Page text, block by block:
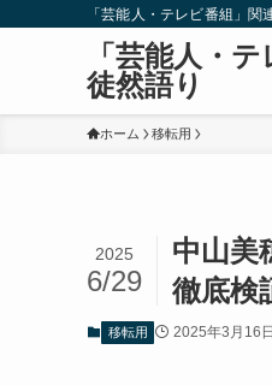
「芸能人・テレビ番組」関
「芸能人・
徒然語り
ホーム 移転用
中山美
徹底検
2025
6/29
移転用 2025年3月16日